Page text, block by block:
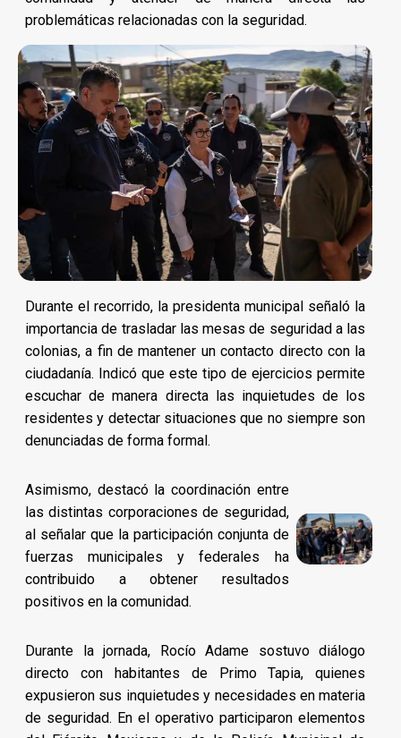
problemáticas relacionadas con la seguridad.
Durante el recorrido, la presidenta municipal señaló la
importancia de trasladar las mesas de seguridad a las
colonias, a fin de mantener un contacto directo con la
ciudadanía. Indicó que este tipo de ejercicios permite
escuchar de manera directa las inquietudes de los
residentes y detectar situaciones que no siempre son
denunciadas de forma formal.
Asimismo, destacó la coordinación entre
las distintas corporaciones de seguridad,
al señalar que la participación conjunta de
fuerzas municipales y federales ha
contribuido a obtener resultados
positivos en la comunidad.
Durante la jornada, Rocío Adame sostuvo diálogo
directo con habitantes de Primo Tapia, quienes
expusieron sus inquietudes y necesidades en materia
de seguridad. En el operativo participaron elementos